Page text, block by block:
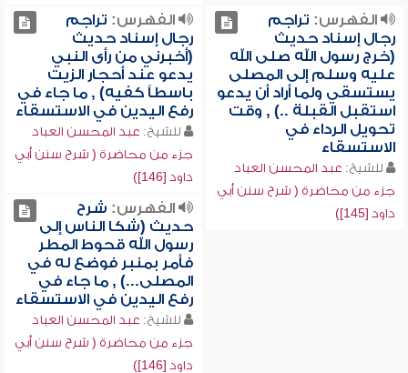
الفهرس: تراجم
رجال إسناد حديث
(خرج رسول الله صلى الله
عليه وسلم إلى المصلى
يستسقي ولما أراد أن يدعو
استقبل القبلة ..) , وقت
تحويل الرداء في
الاستسقاء
للشيخ: عبد المحسن العباد
جزء من محاضرة ( شرح سنن أبي
داود [145])
الفهرس: تراجم
رجال إسناد حديث
(أخبرني من رأى النبي
يدعو عند أحجار الزيت
باسطاً كفيه) , ما جاء في
رفع اليدين في الاستسقاء
للشيخ: عبد المحسن العباد
جزء من محاضرة ( شرح سنن أبي
داود [146])
الفهرس: شرح
حديث (شكا الناس إلى
رسول الله قحوط المطر
فأمر بمنبر فوضع له في
المصلى...) , ما جاء في
رفع اليدين في الاستسقاء
للشيخ: عبد المحسن العباد
جزء من محاضرة ( شرح سنن أبي
داود [146])